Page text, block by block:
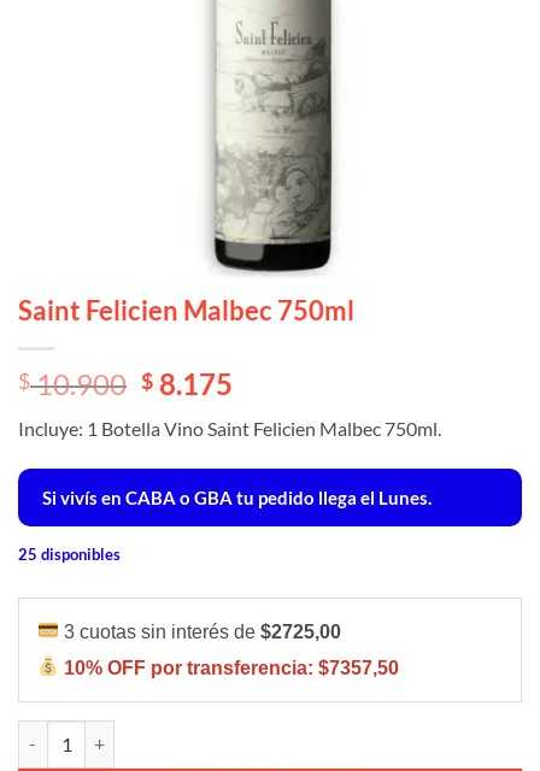
Saint Felicien Malbec 750ml
El
original
era:
$ 10.900.
$10.900 El
actual
es:
$ 10.900.
$ 8.175
Incluye: 1 Botella Vino Saint Felicien Malbec 750ml.
Si vivís en CABA o GBA tu pedido llega el Lunes.
25 disponibles
3 cuotas sin interés de$2725,00
10% OFF por transferencia:$7357,50